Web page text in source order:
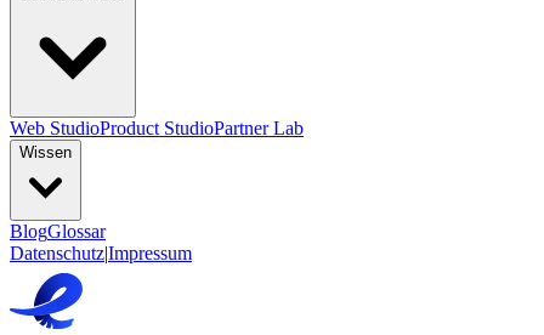
Web StudioProduct StudioPartner Lab
Wissen
BlogGlossar
Datenschutz|Impressum